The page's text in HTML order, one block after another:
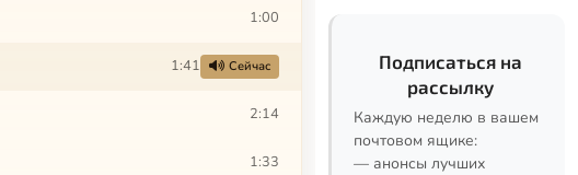
1:00
1:41 Сейчас
2:14
1:33
Подписаться на
рассылку
Каждую неделю в вашем
почтовом ящике:
— анонсы лучших